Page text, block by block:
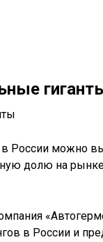
России можно
долю на
в России и